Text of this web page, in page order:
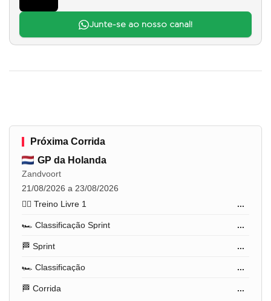
Junte-se ao nosso canal!
Próxima Corrida
GP da Holanda
Zandvoort
21/08/2026 a 23/08/2026
🏋️‍♂️ Treino Livre 1
...
🏎️ Classificação Sprint ...
🏁 Sprint ...
🏎️ Classificação ...
🏁 Corrida ...